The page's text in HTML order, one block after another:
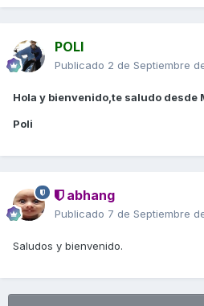
POLI
Publicado 2 de Septiembre
Hola y bienvenido,te saludo desde
Poli
abhang
Publicado 7 de Septiembre
Saludos y bienvenido.